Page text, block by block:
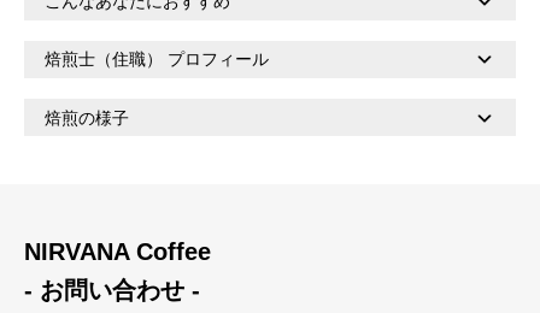
焙煎士（住職） プロフィール
焙煎の様子
NIRVANA Coffee
- お問い合わせ -